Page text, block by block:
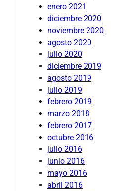
enero 2021
diciembre 2020
noviembre 2020
agosto 2020
julio 2020
diciembre 2019
agosto 2019
julio 2019
febrero 2019
marzo 2018
febrero 2017
octubre 2016
julio 2016
junio 2016
mayo 2016
abril 2016